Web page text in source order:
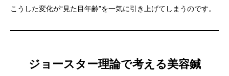
こうした変化が“見た目年齢”を一気に引き上げてしまうのです。
ジョースター理論で考える美容鍼